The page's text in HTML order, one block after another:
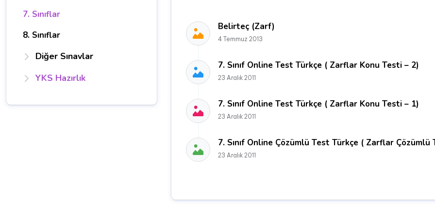
7. Sınıflar
8. Sınıflar
Diğer Sınavlar
YKS Hazırlık
Belirteç (Zarf)
4 Temmuz 2013
7. Sınıf Online Test Türkçe ( Zarflar Konu Testi – 2)
23 Aralık 2011
7. Sınıf Online Test Türkçe ( Zarflar Konu Testi – 1)
23 Aralık 2011
7. Sınıf Online Çözümlü Test Türkçe ( Zarflar Çözümlü
23 Aralık 2011